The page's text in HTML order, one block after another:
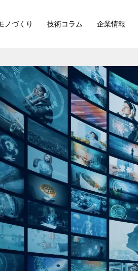
ノづくり 技術コラム 企業情報